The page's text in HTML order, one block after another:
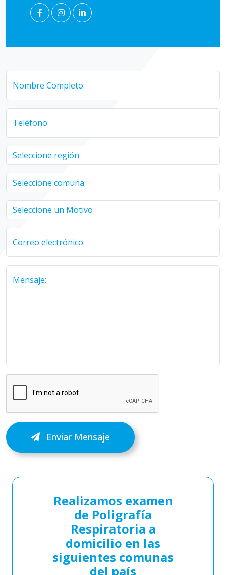
Nombre Completo:
Teléfono:
Correo electrónico:
Mensaje:
Enviar Mensaje
Realizamos examen
de Poligrafía
Respiratoria a
domicilio en las
siguientes comunas
del país